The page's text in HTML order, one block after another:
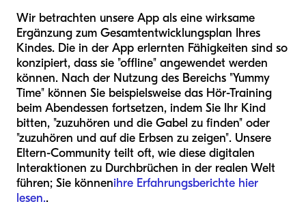
Wir betrachten unsere App als eine wirksame
Ergänzung zum Gesamtentwicklungsplan Ihres
Kindes. Die in der App erlernten Fähigkeiten sind so
konzipiert, dass sie "offline" angewendet werden
können. Nach der Nutzung des Bereichs "Yummy
Time" können Sie beispielsweise das Hör-Training
beim Abendessen fortsetzen, indem Sie Ihr Kind
bitten, "zuzuhören und die Gabel zu finden" oder
"zuzuhören und auf die Erbsen zu zeigen". Unsere
Eltern-Community teilt oft, wie diese digitalen
Interaktionen zu Durchbrüchen in der realen Welt
führen; Sie könnenihre Erfahrungsberichte hier
lesen..